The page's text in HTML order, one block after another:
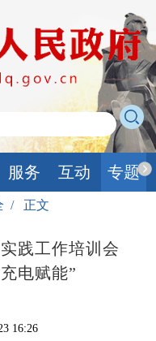
服务 互动 专题
/ 正文
践工作培训会
电赋能”
16:26